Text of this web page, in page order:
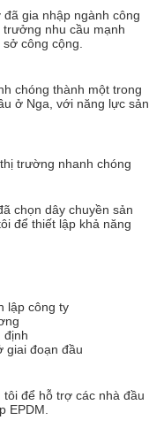
gia nhập ngành công
trưởng nhu cầu mạnh
công cộng.
chóng thành một trong
ở Nga, với năng lực sản
trường nhanh chóng
chọn dây chuyền sản
để thiết lập khả năng
lập công ty
định
giai đoạn đầu
để hỗ trợ các nhà đầu
EPDM.